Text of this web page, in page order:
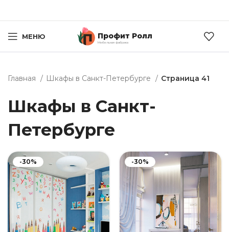
МЕНЮ Профит Ролл
Мебельная фабрика
Главная Шкафы в Санкт-Петербурге Страница 41
Шкафы в Санкт-
Петербурге
-30% -30%